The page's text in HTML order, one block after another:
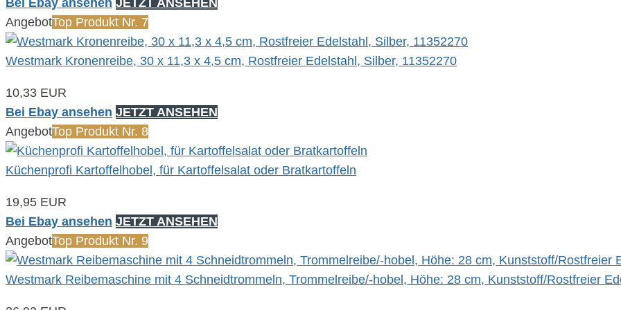
AngebotTop Produkt Nr. 7
Westmark Kronenreibe, 30 x 11,3 x 4,5 cm, Rostfreier Edelstahl, Silber, 11352270
10,33 EUR
Bei Ebay ansehen JETZT ANSEHEN
AngebotTop Produkt Nr. 8
Küchenprofi Kartoffelhobel, für Kartoffelsalat oder Bratkartoffeln
19,95 EUR
Bei Ebay ansehen JETZT ANSEHEN
AngebotTop Produkt Nr. 9
Westmark Reibemaschine mit 4 Schneidtrommeln, Trommelreibe/-hobel, Höhe: 28 cm, Kunststoff/Rostfreier